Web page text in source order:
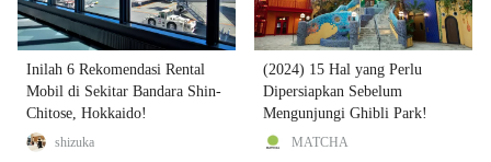
Inilah 6 Rekomendasi Rental
Mobil di Sekitar Bandara Shin-
Chitose, Hokkaido!
shizuka
(2024) 15 Hal yang Perlu
Dipersiapkan Sebelum
Mengunjungi Ghibli Park!
MATCHA